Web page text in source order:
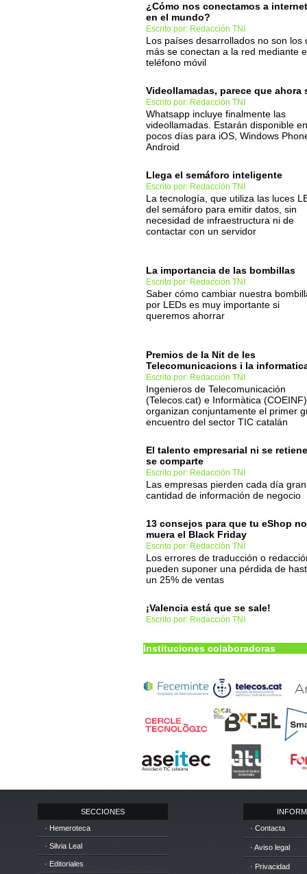
¿Cómo nos conectamos a internet
en el mundo?
Escrito por: Redacción TNI
Los países desarrollados no son los
más se conectan a la red mediante
teléfono móvil
Videollamadas, parece que ahora
Escrito por: Redacción TNI
Whatsapp incluye finalmente las
videollamadas. Estarán disponible en
pocos días para iOS, Windows
Android
Llega el semáforo inteligente
Escrito por: Redacción TNI
La tecnología, que utiliza las luces
del semáforo para emitir datos, sin
necesidad de infraestructura ni de
contactar con un servidor
La importancia de las bombillas
Escrito por: Redacción TNI
Saber cómo cambiar nuestra
por LEDs es muy importante si
queremos ahorrar
Premios de la Nit de les
Telecomunicacions i la
Escrito por: Redacción TNI
Ingenieros de Telecomunicación
(Telecos.cat) e Informàtica (COEINF)
organizan conjuntamente el primer
encuentro del sector TIC catalán
El talento empresarial ni se
se comparte
Escrito por: Redacción TNI
Las empresas pierden cada día gran
cantidad de información de negocio
13 consejos para que tu eShop no
muera el Black Friday
Escrito por: Redacción TNI
Los errores de traducción o
pueden suponer una pérdida de
un 25% de ventas
¡Valencia está que se sale!
Escrito por: Redacción TNI
Instituciones colaboradoras
SECCIONES
· Hemeroteca
· Silvia Leal
· Editoriales
· Contacta
· Aviso legal
· Privacidad